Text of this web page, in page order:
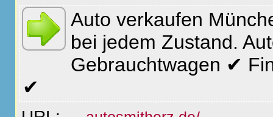
Auto verkaufen
bei jedem Zustand.
Gebrauchtwagen ✔
✔